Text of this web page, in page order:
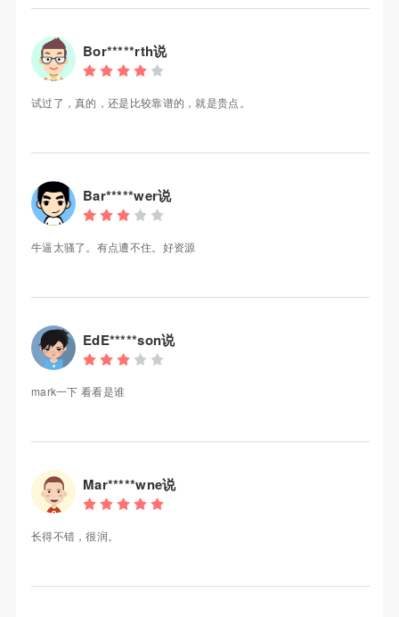
Bor*****rth说
试过了，真的，还是比较靠谱的，就是贵点。
Bar*****wer说
牛逼太骚了。有点遭不住。好资源
EdE*****son说
mark一下 看看是谁
Mar*****wne说
长得不错，很润。